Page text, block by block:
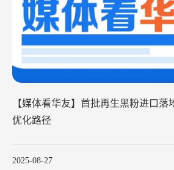
【媒体看华友】首批再生黑粉进口落
优化路径
2025-08-27